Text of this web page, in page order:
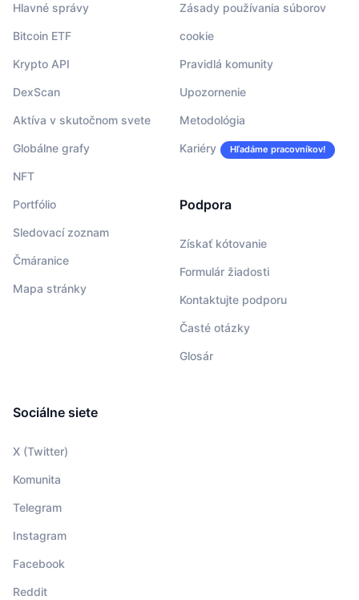
Hlavné správy
Bitcoin ETF
Krypto API
DexScan
Aktíva v skutočnom svete
Globálne grafy
NFT
Portfólio
Sledovací zoznam
Čmáranice
Mapa stránky
Zásady používania súborov
cookie
Pravidlá komunity
Upozornenie
Metodológia
Kariéry Hľadáme pracovníkov!
Podpora
Získať kótovanie
Formulár žiadosti
Kontaktujte podporu
Časté otázky
Glosár
Sociálne siete
X (Twitter)
Komunita
Telegram
Instagram
Facebook
Reddit